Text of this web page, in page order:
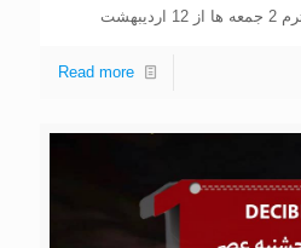
Read more